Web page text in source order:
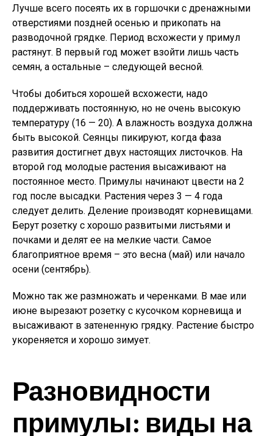
Лучше всего посеять их в горшочки с дренажными
отверстиями поздней осенью и прикопать на
разводочной грядке. Период всхожести у примул
растянут. В первый год может взойти лишь часть
семян, а остальные – следующей весной.
Чтобы добиться хорошей всхожести, надо
поддерживать постоянную, но не очень высокую
температуру (16 — 20). А влажность воздуха должна
быть высокой. Сеянцы пикируют, когда фаза
развития достигнет двух настоящих листочков. На
второй год молодые растения высаживают на
постоянное место. Примулы начинают цвести на 2
год после высадки. Растения через 3 — 4 года
следует делить. Деление производят корневищами.
Берут розетку с хорошо развитыми листьями и
почками и делят ее на мелкие части. Самое
благоприятное время – это весна (май) или начало
осени (сентябрь).
Можно так же размножать и черенками. В мае или
июне вырезают розетку с кусочком корневища и
высаживают в затененную грядку. Растение быстро
укореняется и хорошо зимует.
Разновидности
примулы: виды на